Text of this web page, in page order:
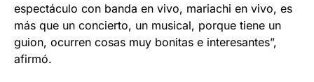
espectáculo con banda en vivo, mariachi en vivo, es
más que un concierto, un musical, porque tiene un
guion, ocurren cosas muy bonitas e interesantes”,
afirmó.